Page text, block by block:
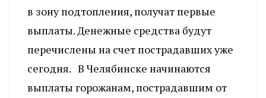
в зону подтопления, получат первые
выплаты. Денежные средства будут
перечислены на счет пострадавших уже
сегодня. В Челябинске начинаются
выплаты горожанам, пострадавшим от